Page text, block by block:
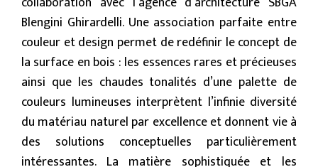
Blengini Ghirardelli. Une association parfaite entre
couleur et design permet de redéfinir le concept de
la surface en bois : les essences rares et précieuses
ainsi que les chaudes tonalités d’une palette de
couleurs lumineuses interprètent l’infinie diversité
du matériau naturel par excellence et donnent vie à
des solutions conceptuelles particulièrement
intéressantes. La matière sophistiquée et les